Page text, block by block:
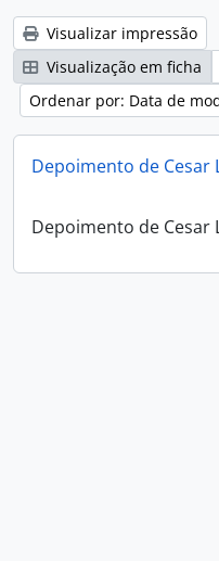
Visualizar impressão
Visualização em ficha
Ordenar por: Data de
Depoimento de Cesar
Depoimento de Cesar